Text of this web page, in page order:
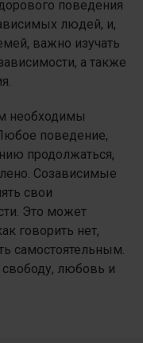
поведения
людей, и,
важно изучать
а также
необходимы
поведение,
продолжаться,
Созависимые
свои
Это может
говорить нет,
самостоятельным.
любовь и